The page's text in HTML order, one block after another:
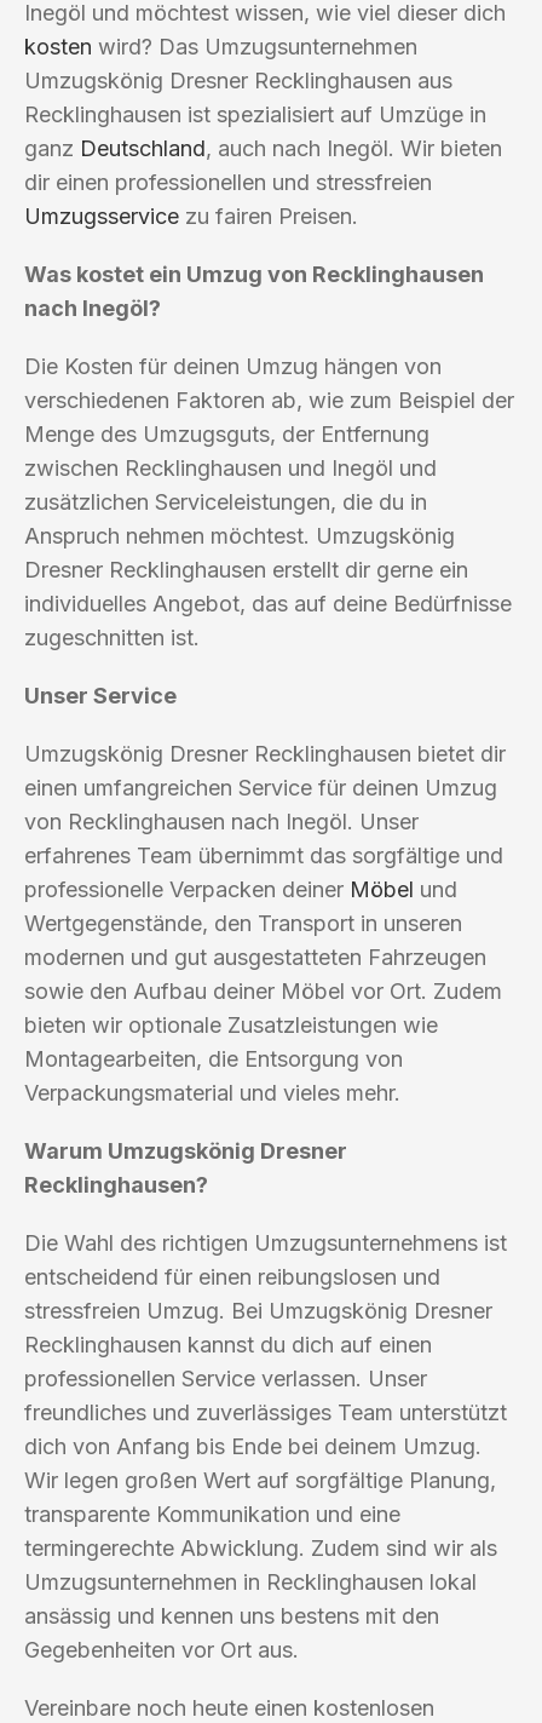
Inegöl und möchtest wissen, wie viel dieser dich
kosten wird? Das Umzugsunternehmen
Umzugskönig Dresner Recklinghausen aus
Recklinghausen ist spezialisiert auf Umzüge in
ganz Deutschland, auch nach Inegöl. Wir bieten
dir einen professionellen und stressfreien
Umzugsservice zu fairen Preisen.
Was kostet ein Umzug von Recklinghausen
nach Inegöl?
Die Kosten für deinen Umzug hängen von
verschiedenen Faktoren ab, wie zum Beispiel der
Menge des Umzugsguts, der Entfernung
zwischen Recklinghausen und Inegöl und
zusätzlichen Serviceleistungen, die du in
Anspruch nehmen möchtest. Umzugskönig
Dresner Recklinghausen erstellt dir gerne ein
individuelles Angebot, das auf deine Bedürfnisse
zugeschnitten ist.
Unser Service
Umzugskönig Dresner Recklinghausen bietet dir
einen umfangreichen Service für deinen Umzug
von Recklinghausen nach Inegöl. Unser
erfahrenes Team übernimmt das sorgfältige und
professionelle Verpacken deiner Möbel und
Wertgegenstände, den Transport in unseren
modernen und gut ausgestatteten Fahrzeugen
sowie den Aufbau deiner Möbel vor Ort. Zudem
bieten wir optionale Zusatzleistungen wie
Montagearbeiten, die Entsorgung von
Verpackungsmaterial und vieles mehr.
Warum Umzugskönig Dresner
Recklinghausen?
Die Wahl des richtigen Umzugsunternehmens ist
entscheidend für einen reibungslosen und
stressfreien Umzug. Bei Umzugskönig Dresner
Recklinghausen kannst du dich auf einen
professionellen Service verlassen. Unser
freundliches und zuverlässiges Team unterstützt
dich von Anfang bis Ende bei deinem Umzug.
Wir legen großen Wert auf sorgfältige Planung,
transparente Kommunikation und eine
termingerechte Abwicklung. Zudem sind wir als
Umzugsunternehmen in Recklinghausen lokal
ansässig und kennen uns bestens mit den
Gegebenheiten vor Ort aus.
Vereinbare noch heute einen kostenlosen